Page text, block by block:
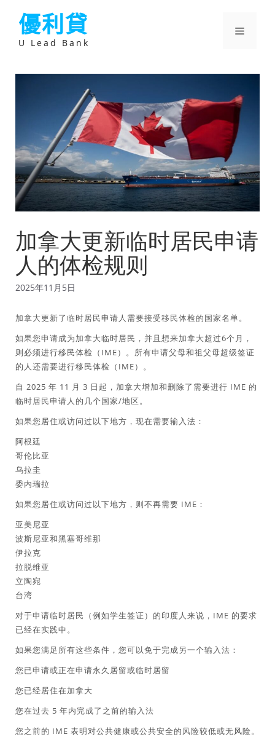
優利貸
U Lead Bank
選
加拿大更新临时居民申请
人的体检规则
2025年11月5日
加拿大更新了临时居民申请人需要接受移民体检的国家名单。
如果您申请成为加拿大临时居民，并且想来加拿大超过6个月，
则必须进行移民体检（IME）。所有申请父母和祖父母超级签证
的人还需要进行移民体检（IME）。
自 2025 年 11 月 3 日起，加拿大增加和删除了需要进行 IME 的
临时居民申请人的几个国家/地区。
如果您居住或访问过以下地方，现在需要输入法：
阿根廷
哥伦比亚
乌拉圭
委内瑞拉
如果您居住或访问过以下地方，则不再需要 IME：
亚美尼亚
波斯尼亚和黑塞哥维那
伊拉克
拉脱维亚
立陶宛
台湾
对于申请临时居民（例如学生签证）的印度人来说，IME 的要求
已经在实践中。
如果您满足所有这些条件，您可以免于完成另一个输入法：
您已申请或正在申请永久居留或临时居留
您已经居住在加拿大
您在过去 5 年内完成了之前的输入法
您之前的 IME 表明对公共健康或公共安全的风险较低或无风险。